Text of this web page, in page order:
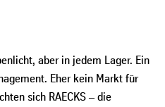
aber in jedem Lager. Ein
Eher kein Markt für
sich RAECKS – die